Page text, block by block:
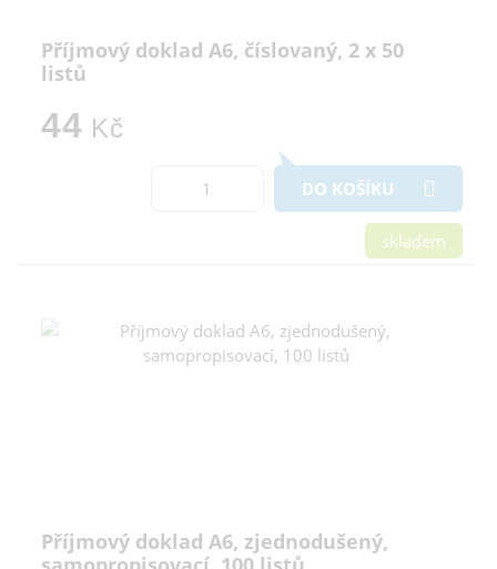
Příjmový doklad A6, číslovaný, 2 x 50
listů
44 Kč
DO KOŠÍKU
skladem
Příjmový doklad A6, zjednodušený,